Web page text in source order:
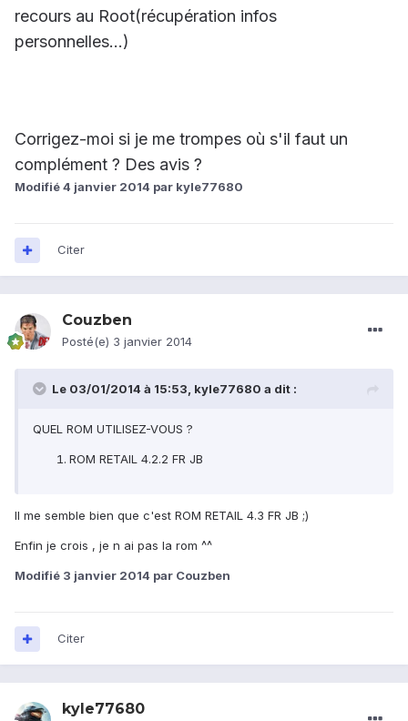
recours au Root(récupération infos
personnelles...)
Corrigez-moi si je me trompes où s'il faut un
complément ? Des avis ?
Modifié4 janvier 2014 par kyle77680
Citer
Couzben
Posté(e) 3 janvier 2014
Le 03/01/2014 à 15:53, kyle77680 a dit :
QUEL ROM UTILISEZ-VOUS ?
ROM RETAIL 4.2.2 FR JB
Il me semble bien que c'est ROM RETAIL 4.3 FR JB ;)
Enfin je crois , je n ai pas la rom ^^
Modifié 3 janvier 2014 par Couzben
Citer
kyle77680